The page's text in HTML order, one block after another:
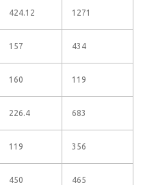
424.12 1271
157 434
160 119
226.4 683
119 356
450 465